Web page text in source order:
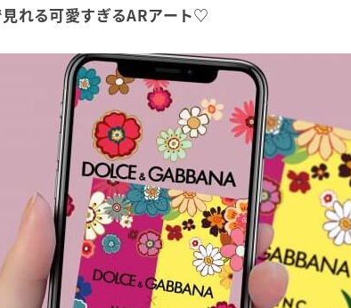
れる可愛すぎるARアート♡